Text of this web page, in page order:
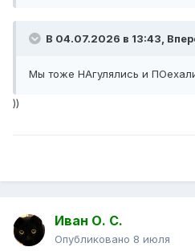
В 04.07.2026 в 13:43,
Мы тоже НАгулялись и
))
Иван О. С.
Опубликовано 8 июля